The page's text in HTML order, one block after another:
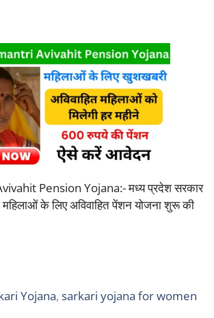
Pension Yojana:- मध्य प्रदेश सरकार
महिलाओं के लिए अविवाहित पेंशन योजना शुरू की
Yojana,sarkari yojana for women